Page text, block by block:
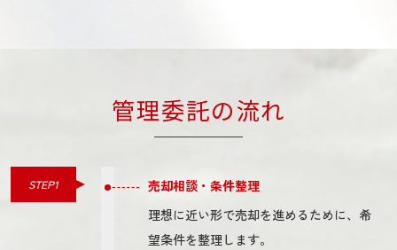
管理委託の流れ
STEP1
売却相談・条件整理
理想に近い形で売却を進めるために、希
望条件を整理します。